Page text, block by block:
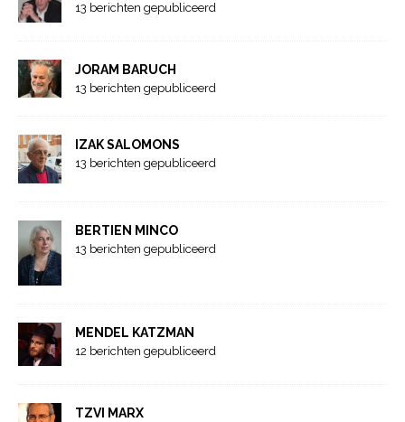
13 berichten gepubliceerd
JORAM BARUCH
13 berichten gepubliceerd
IZAK SALOMONS
13 berichten gepubliceerd
BERTIEN MINCO
13 berichten gepubliceerd
MENDEL KATZMAN
12 berichten gepubliceerd
TZVI MARX